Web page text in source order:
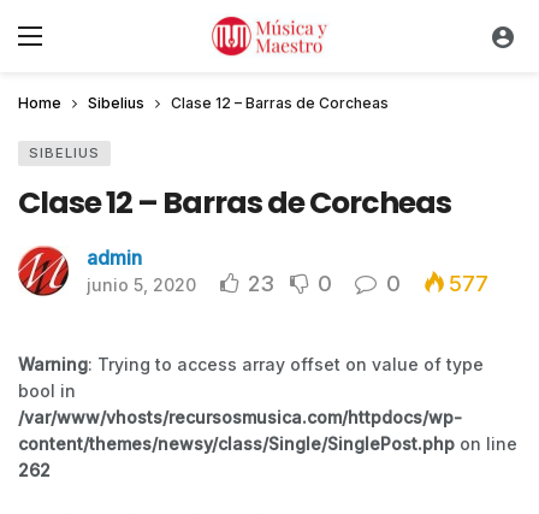
Home Sibelius Clase 12 – Barras de Corcheas
SIBELIUS
Clase 12 – Barras de Corcheas
admin
junio 5, 2020 23 0 0 577
Warning: Trying to access array offset on value of type
bool in
/var/www/vhosts/recursosmusica.com/httpdocs/wp-
content/themes/newsy/class/Single/SinglePost.php on line
262